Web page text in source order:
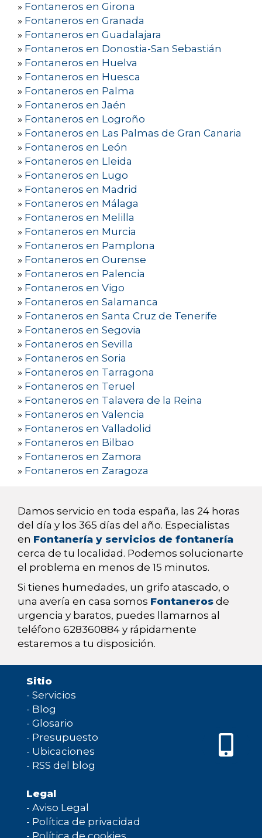
» Fontaneros en Girona
» Fontaneros en Granada
» Fontaneros en Guadalajara
» Fontaneros en Donostia-San Sebastián
» Fontaneros en Huelva
» Fontaneros en Huesca
» Fontaneros en Palma
» Fontaneros en Jaén
» Fontaneros en Logroño
» Fontaneros en Las Palmas de Gran Canaria
» Fontaneros en León
» Fontaneros en Lleida
» Fontaneros en Lugo
» Fontaneros en Madrid
» Fontaneros en Málaga
» Fontaneros en Melilla
» Fontaneros en Murcia
» Fontaneros en Pamplona
» Fontaneros en Ourense
» Fontaneros en Palencia
» Fontaneros en Vigo
» Fontaneros en Salamanca
» Fontaneros en Santa Cruz de Tenerife
» Fontaneros en Segovia
» Fontaneros en Sevilla
» Fontaneros en Soria
» Fontaneros en Tarragona
» Fontaneros en Teruel
» Fontaneros en Talavera de la Reina
» Fontaneros en Valencia
» Fontaneros en Valladolid
» Fontaneros en Bilbao
» Fontaneros en Zamora
» Fontaneros en Zaragoza
Damos servicio en toda españa, las 24 horas
del día y los 365 días del año. Especialistas
en Fontanería y servicios de fontanería
cerca de tu localidad. Podemos solucionarte
el problema en menos de 15 minutos.
Si tienes humedades, un grifo atascado, o
una avería en casa somos Fontaneros de
urgencia y baratos, puedes llamarnos al
teléfono 628360884 y rápidamente
estaremos a tu disposición.
Sitio
- Servicios
- Blog
- Glosario
- Presupuesto
- Ubicaciones
- RSS del blog
Legal
- Aviso Legal
- Política de privacidad